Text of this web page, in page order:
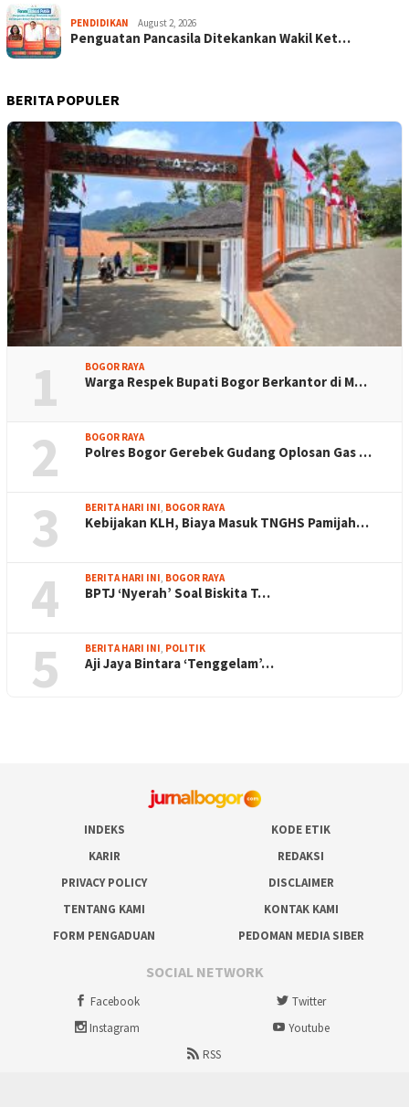
PENDIDIKAN August 2, 2026
Penguatan Pancasila Ditekankan Wakil Ket…
BERITA POPULER
1 BOGOR RAYA
Warga Respek Bupati Bogor Berkantor di M…
2 BOGOR RAYA
Polres Bogor Gerebek Gudang Oplosan Gas …
3 BERITA HARI INI, BOGOR RAYA
Kebijakan KLH, Biaya Masuk TNGHS Pamijah…
4 BERITA HARI INI, BOGOR RAYA
BPTJ ‘Nyerah’ Soal Biskita T…
5 BERITA HARI INI, POLITIK
Aji Jaya Bintara ‘Tenggelam’…
INDEKS
KODE ETIK
KARIR
REDAKSI
PRIVACY POLICY
DISCLAIMER
TENTANG KAMI
KONTAK KAMI
FORM PENGADUAN
PEDOMAN MEDIA SIBER
SOCIAL NETWORK
Facebook
Twitter
Instagram
Youtube
RSS